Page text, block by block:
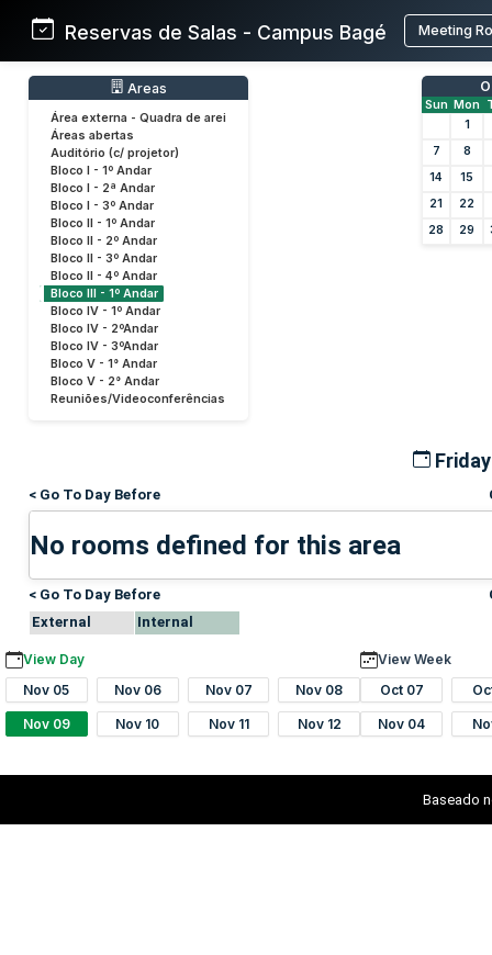
Reservas de Salas - Campus Bagé Meeting
Areas
Área externa - Quadra de arei
Áreas abertas
Auditório (c/ projetor)
Bloco I - 1º Andar
Bloco I - 2ª Andar
Bloco I - 3º Andar
Bloco II - 1º Andar
Bloco II - 2º Andar
Bloco II - 3º Andar
Bloco II - 4º Andar
Bloco III - 1º Andar
Bloco IV - 1º Andar
Bloco IV - 2ºAndar
Bloco IV - 3ºAndar
Bloco V - 1° Andar
Bloco V - 2° Andar
Reuniões/Videoconferências
Sun Mon
1
7
8
14
15
21
22
28
29
< Go To Day Before
No rooms defined for this area
< Go To Day Before
External
Internal
View Day
Nov 05
Nov 06 Nov 07 Nov 08
Nov 09 Nov 10 Nov 11 Nov 12
View Week
Oct 07
Nov 04
Baseado